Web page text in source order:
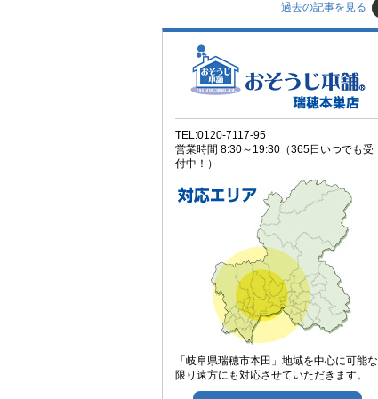
過去の記事を見る
TEL:0120-7117-95
営業時間 8:30～19:30（365日いつでも受
付中！）
「岐阜県瑞穂市本田」地域を中心に可能な
限り遠方にも対応させていただきます。